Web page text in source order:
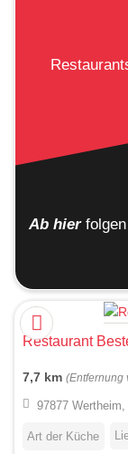
Ab hier folgen
Restaurant
7,7 km (Entfernung
97877
Art der Küche